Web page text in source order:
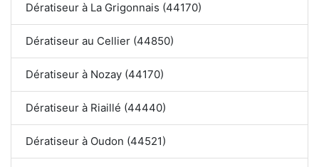
Dératiseur à La Grigonnais (44170)
Dératiseur au Cellier (44850)
Dératiseur à Nozay (44170)
Dératiseur à Riaillé (44440)
Dératiseur à Oudon (44521)